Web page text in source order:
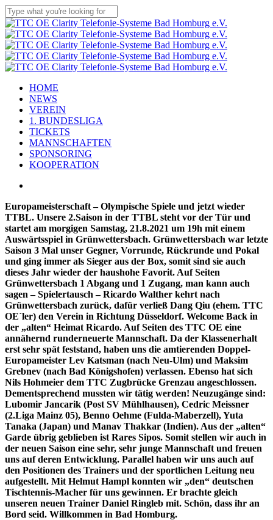
Skip
to
main
content
Close
Search
Menu
HOME
NEWS
VEREIN
1. BUNDESLIGA
TICKETS
MANNSCHAFTEN
SPONSORING
KOOPERATION
Europameisterschaft – Olympische Spiele und jetzt wieder
TTBL. Unsere 2.Saison in der TTBL steht vor der Tür und
startet am morgigen Samstag, 21.8.2021 um 19h mit einem
Auswärtsspiel in Grünwettersbach. Grünwettersbach war letzte
Saison 3 Mal unser Gegner, Vorrunde, Rückrunde und Pokal
und ging immer als Sieger aus der Box, somit sind sie auch
dieses Jahr wieder der haushohe Favorit. Auf Seiten
Grünwettersbach 1 Abgang und 1 Zugang, man kann auch
sagen – Spielertausch – Ricardo Walther kehrt nach
Grünwettersbach zurück, dafür verließ Dang Qiu (ehem. TTC
OE´ler) den Verein in Richtung Düsseldorf. Welcome Back in
der „alten“ Heimat Ricardo. Auf Seiten des TTC OE eine
annähernd runderneuerte Mannschaft. Da der Klassenerhalt
erst sehr spät feststand, haben uns die amtierenden Doppel-
Europameister Lev Katsman (nach Neu-Ulm) und Maksim
Grebnev (nach Bad Königshofen) verlassen. Ebenso hat sich
Nils Hohmeier dem TTC Zugbrücke Grenzau angeschlossen.
Dementsprechend mussten wir tätig werden! Neuzugänge sind:
Lubomir Jancarik (Post SV Mühlhausen), Cedric Meissner
(2.Liga Mainz 05), Benno Oehme (Fulda-Maberzell), Yuta
Tanaka (Japan) und Manav Thakkar (Indien). Aus der „alten“
Garde übrig geblieben ist Rares Sipos. Somit stellen wir auch in
der neuen Saison eine sehr, sehr junge Mannschaft und freuen
uns auf deren Entwicklung. Parallel haben wir uns auch auf
den Positionen des Trainers und der sportlichen Leitung neu
aufgestellt. Mit Helmut Hampl konnten wir „den“ deutschen
Tischtennis-Macher für uns gewinnen. Er brachte gleich
unseren neuen Trainer Daniel Ringleb mit. Schön, dass ihr an
Bord seid. Willkommen in Bad Homburg.